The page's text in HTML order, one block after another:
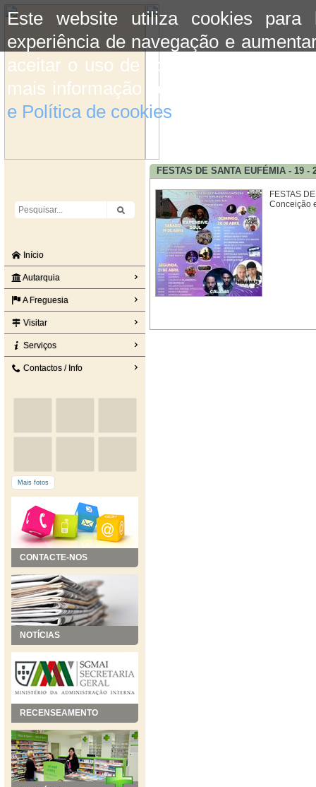
Este website utiliza cookies para
experiência de navegação e
aceitar o uso de cookies basta
mais informação consulte a
e Política de cookies
Início
Autarquia
A Freguesia
Visitar
Serviços
Contactos / Info
Mais fotos
CONTACTE-NOS
NOTÍCIAS
RECENSEAMENTO
FESTAS DE SANTA EUFÉMIA - 19 -
FESTAS
Conceição